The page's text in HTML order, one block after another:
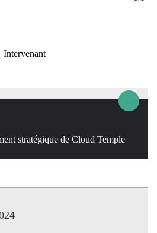
Intervenant
stratégique de Cloud Temple